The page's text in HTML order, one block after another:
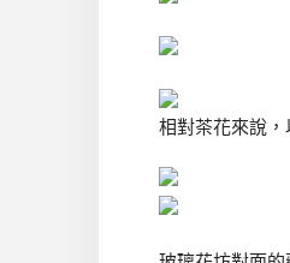
相對茶花來說